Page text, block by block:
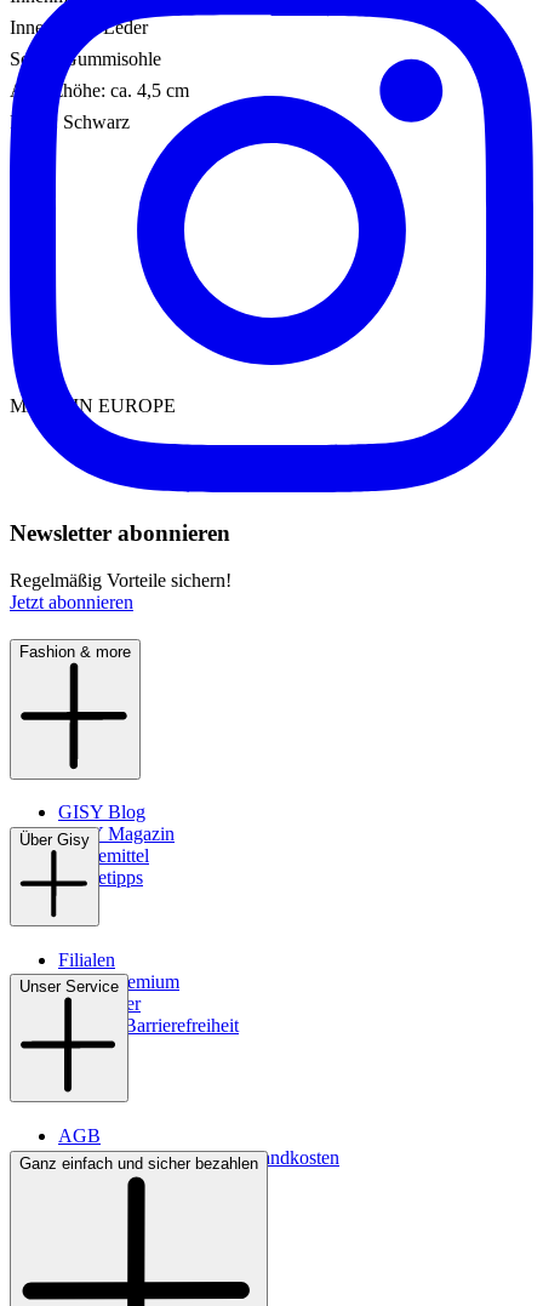
Innensohle: Leder
Sohle: Gummisohle
Absatzhöhe: ca. 4,5 cm
Farbe: Schwarz
MADE IN EUROPE
Newsletter abonnieren
Regelmäßig Vorteile sichern!
Jetzt abonnieren
Fashion & more
GISY Blog
GISY Magazin
Pflegemittel
Pflegetipps
Über Gisy
Filialen
WMS-Premium
Newsletter
Digitale Barrierefreiheit
Unser Service
AGB
Lieferbedingungen & Versandkosten
Bezahlung
Ganz einfach und sicher bezahlen